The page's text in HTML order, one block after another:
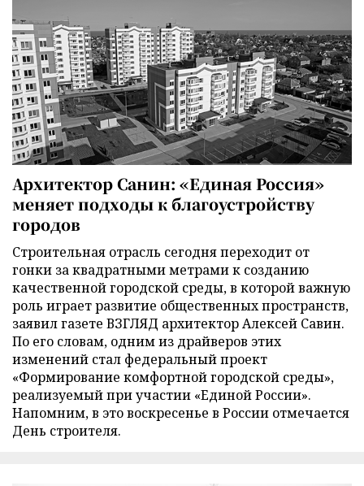
Архитектор Санин: «Единая Россия»
меняет подходы к благоустройству
городов
Строительная отрасль сегодня переходит от
гонки за квадратными метрами к созданию
качественной городской среды, в которой важную
роль играет развитие общественных пространств,
заявил газете ВЗГЛЯД архитектор Алексей Савин.
По его словам, одним из драйверов этих
изменений стал федеральный проект
«Формирование комфортной городской среды»,
реализуемый при участии «Единой России».
Напомним, в это воскресенье в России отмечается
День строителя.